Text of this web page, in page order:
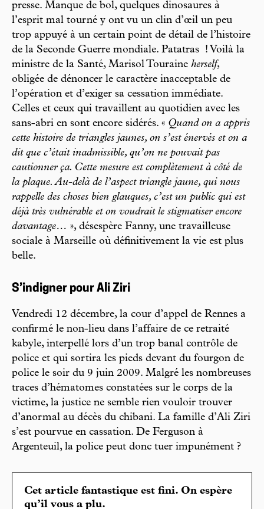
presse. Manque de bol, quelques dinosaures à
l’esprit mal tourné y ont vu un clin d’œil un peu
trop appuyé à un certain point de détail de l’histoire
de la Seconde Guerre mondiale. Patatras ! Voilà la
ministre de la Santé, Marisol Touraine herself,
obligée de dénoncer le caractère inacceptable de
l’opération et d’exiger sa cessation immédiate.
Celles et ceux qui travaillent au quotidien avec les
sans-abri en sont encore sidérés. « Quand on a appris
cette histoire de triangles jaunes, on s’est énervés et on a
dit que c’était inadmissible, qu’on ne pouvait pas
cautionner ça. Cette mesure est complètement à côté de
la plaque. Au-delà de l’aspect triangle jaune, qui nous
rappelle des choses bien glauques, c’est un public qui est
déjà très vulnérable et on voudrait le stigmatiser encore
davantage… », désespère Fanny, une travailleuse
sociale à Marseille où définitivement la vie est plus
belle.
S’indigner pour Ali Ziri
Vendredi 12 décembre, la cour d’appel de Rennes a
confirmé le non-lieu dans l’affaire de ce retraité
kabyle, interpellé lors d’un trop banal contrôle de
police et qui sortira les pieds devant du fourgon de
police le soir du 9 juin 2009. Malgré les nombreuses
traces d’hématomes constatées sur le corps de la
victime, la justice ne semble rien vouloir trouver
d’anormal au décès du chibani. La famille d’Ali Ziri
s’est pourvue en cassation. De Ferguson à
Argenteuil, la police peut donc tuer impunément ?
Cet article fantastique est fini. On espère
qu’il vous a plu.